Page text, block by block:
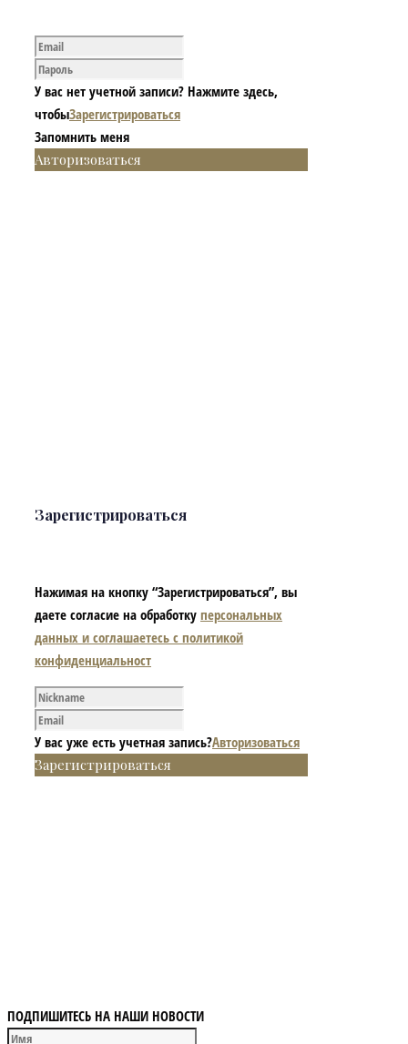
У вас нет учетной записи? Нажмите здесь,
чтобыЗарегистрироваться
Запомнить меня
Авторизоваться
Зарегистрироваться
Нажимая на кнопку “Зарегистрироваться”, вы
даете согласие на обработку персональных
данных и соглашаетесь с политикой
конфиденциальност
У вас уже есть учетная запись?Авторизоваться
Зарегистрироваться
ПОДПИШИТЕСЬ НА НАШИ НОВОСТИ